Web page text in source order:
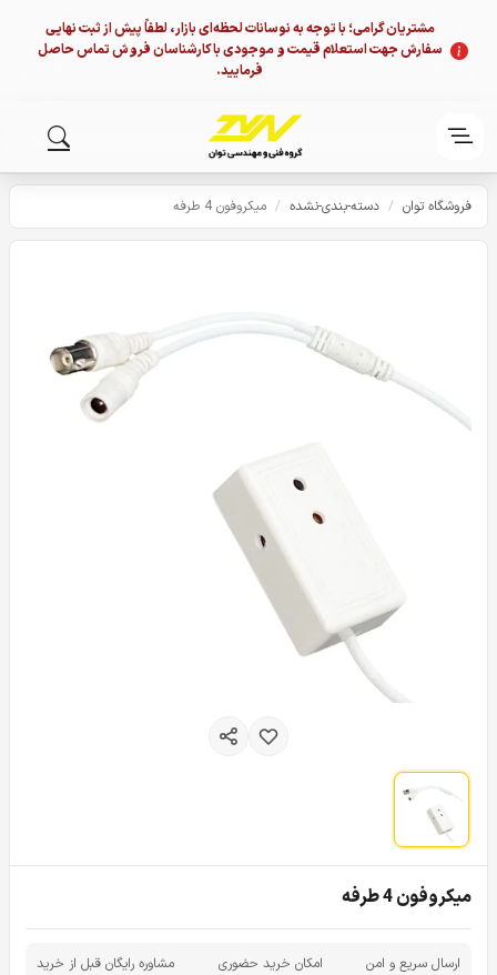
مشتریان گرامی؛ با توجه به نوسانات لحظه‌ای بازار، لطفاً پیش از ثبت نهایی
سفارش جهت استعلام قیمت و موجودی با کارشناسان فروش تماس حاصل
فرمایید.
فروشگاه توان / دسته-بندی-نشده / میکروفون 4 طرفه
میکروفون 4 طرفه
ارسال سریع و امن امکان خرید حضوری مشاوره رایگان قبل از خرید